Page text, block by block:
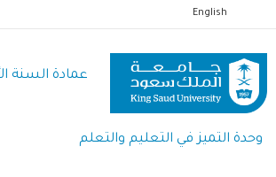
إلى
المحتوى
الرئيسي
English
عمادة السنة
وحدة التميز في التعليم والتعلم